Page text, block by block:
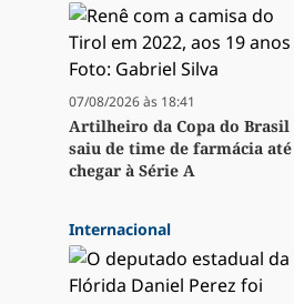
07/08/2026 às 18:41
Artilheiro da Copa do Brasil
saiu de time de farmácia até
chegar à Série A
Internacional